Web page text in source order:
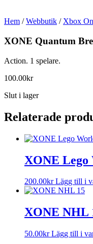
Hem /Webbutik / Xbox
XONE Quantum
Action. 1 spelare.
100.00kr
Slut i lager
Relaterade
XONE
200.00kr Lägg till i
XONE NHL
50.00kr Lägg till i